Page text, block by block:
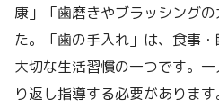
康」「歯磨きやブラッシング
た。「歯の手入れ」は、食事
大切な生活習慣の一つです。
り返し指導する必要があります